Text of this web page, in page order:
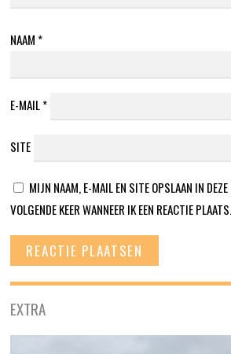
NAAM *
E-MAIL*
SITE
MIJN NAAM, E-MAIL EN SITE OPSLAAN IN
VOLGENDE KEER WANNEER IK EEN REACTIE PLAATS.
EXTRA